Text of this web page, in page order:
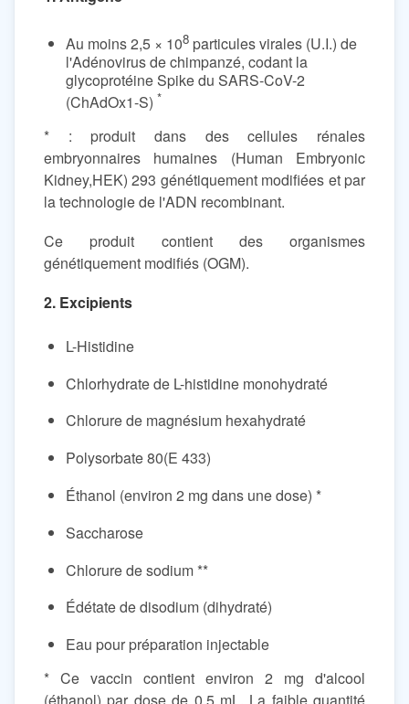
Au moins 2,5 × 108 particules virales (U.I.) de
l'Adénovirus de chimpanzé, codant la
glycoprotéine Spike du SARS-CoV-2
(ChAdOx1-S) *
* : produit dans des cellules rénales
embryonnaires humaines (Human Embryonic
Kidney,HEK) 293 génétiquement modifiées et par
la technologie de l'ADN recombinant.
Ce produit contient des organismes
génétiquement modifiés (OGM).
2. Excipients
L-Histidine
Chlorhydrate de L-histidine monohydraté
Chlorure de magnésium hexahydraté
Polysorbate 80(E 433)
Éthanol (environ 2 mg dans une dose) *
Saccharose
Chlorure de sodium **
Édétate de disodium (dihydraté)
Eau pour préparation injectable
* Ce vaccin contient environ 2 mg d'alcool
(éthanol) par dose de 0,5 mL. La faible quantité